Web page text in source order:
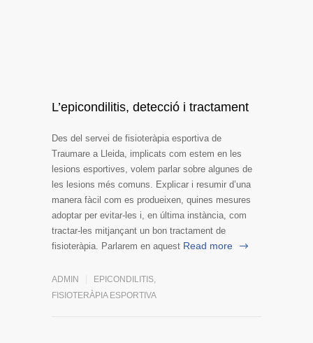
L’epicondilitis, detecció i tractament
Des del servei de fisioteràpia esportiva de
Traumare a Lleida, implicats com estem en les
lesions esportives, volem parlar sobre algunes de
les lesions més comuns. Explicar i resumir d’una
manera fàcil com es produeixen, quines mesures
adoptar per evitar-les i, en última instància, com
tractar-les mitjançant un bon tractament de
fisioteràpia. Parlarem en aquest Read more
ADMIN EPICONDILITIS,
FISIOTERÀPIA ESPORTIVA